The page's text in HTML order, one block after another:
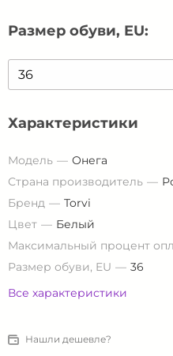
Размер обуви, EU:
Характеристики
Модель
Онега
Страна производитель
Бренд
Torvi
Цвет
Белый
Максимальный процент
Размер обуви, EU
36
Все характеристики
Нашли дешевле?